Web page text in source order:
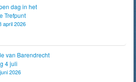
dag in het
Trefpunt
april 2026
van Barendrecht
4 juli
2026